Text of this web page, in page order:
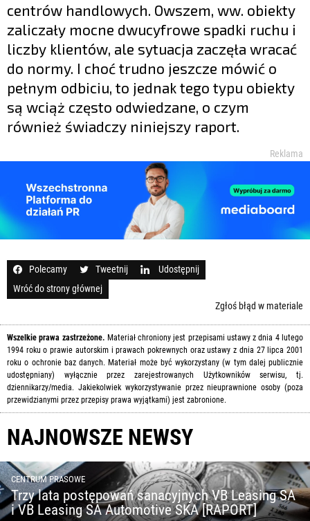
centrów handlowych. Owszem, ww. obiekty
zaliczały mocne dwucyfrowe spadki ruchu i
liczby klientów, ale sytuacja zaczęła wracać
do normy. I choć trudno jeszcze mówić o
pełnym odbiciu, to jednak tego typu obiekty
są wciąż często odwiedzane, o czym
również świadczy niniejszy raport.
Reklama
Polecamy Tweetnij
Udostępnij
Wróć do strony głównej
Zgłoś błąd w materiale
Wszelkie prawa zastrzeżone. Materiał chroniony jest przepisami ustawy z dnia 4 lutego
1994 roku o prawie autorskim i prawach pokrewnych oraz ustawy z dnia 27 lipca 2001
roku o ochronie baz danych. Materiał może być wykorzystany (w tym dalej publicznie
udostępniany) wyłącznie przez zarejestrowanych Użytkowników serwisu, tj.
dziennikarzy/media. Jakiekolwiek wykorzystywanie przez nieuprawnione osoby (poza
przewidzianymi przez przepisy prawa wyjątkami) jest zabronione.
NAJNOWSZE NEWSY
CENTRUM PRASOWE
Trzy lata postępowań sanacyjnych VB Leasing SA
i VB Leasing SA Automotive SKA [RAPORT]